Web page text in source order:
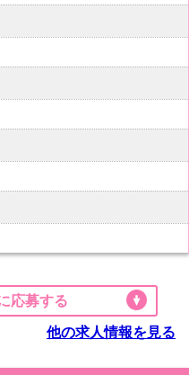
応募する
他の求人情報を見る